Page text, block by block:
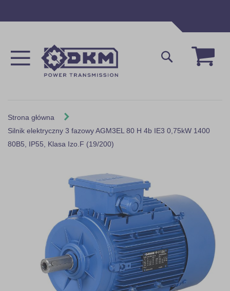
Mój
Szukaj
Strona główna
Silnik elektryczny 3 fazowy AGM3EL 80 H 4b IE3 0,75kW 1400
80B5, IP55, Klasa Izo.F (19/200)